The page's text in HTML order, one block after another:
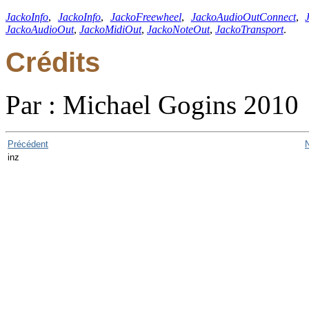
JackoInfo, JackoInfo, JackoFreewheel, JackoAudioOutConnect,
JackoAudioOut, JackoMidiOut, JackoNoteOut, JackoTransport.
Crédits
Par : Michael Gogins 2010
Précédent
inz